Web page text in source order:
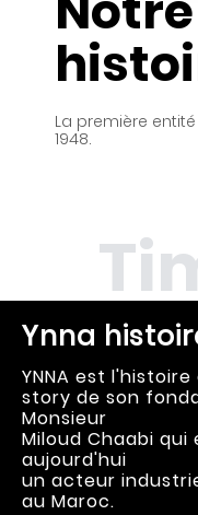
La première
1948.
Ynna
YNNA est
story de son
Monsieur
Miloud Chaabi qui
aujourd'hui
un acteur
au Maroc.